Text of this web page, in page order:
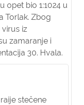
opet bio 1:1024 u
Torlak. Zbog
virus iz
zamaranje i
30. Hvala.
stečene